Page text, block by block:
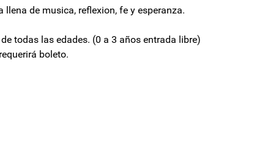
llena de musica, reflexion, fe y esperanza.
todas las edades. (0 a 3 años entrada libre)
boleto.